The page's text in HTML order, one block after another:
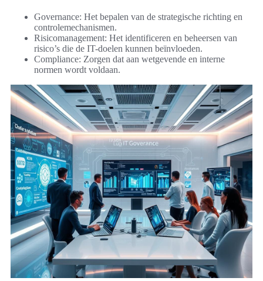
Governance: Het bepalen van de strategische richting en
controlemechanismen.
Risicomanagement: Het identificeren en beheersen van
risico’s die de IT-doelen kunnen beïnvloeden.
Compliance: Zorgen dat aan wetgevende en interne
normen wordt voldaan.